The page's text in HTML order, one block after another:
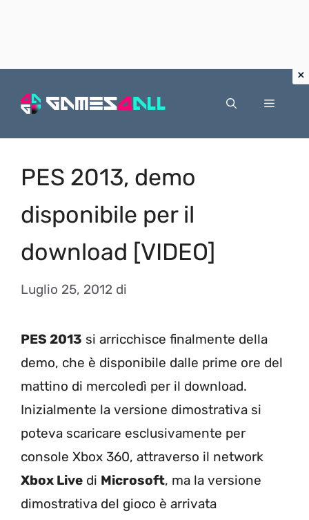
Menu
PES 2013, demo
disponibile per il
download [VIDEO]
Luglio 25, 2012 di
PES 2013 si arricchisce finalmente della
demo, che è disponibile dalle prime ore del
mattino di mercoledì per il download.
Inizialmente la versione dimostrativa si
poteva scaricare esclusivamente per
console Xbox 360, attraverso il network
Xbox Live di Microsoft, ma la versione
dimostrativa del gioco è arrivata